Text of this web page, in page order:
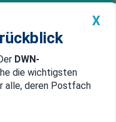
Premium
China
X
DWN-
die wichtigsten
alle, deren Postfach